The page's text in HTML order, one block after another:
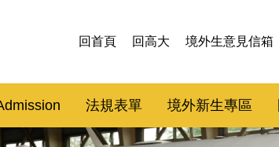
回首頁 回高大 境外生意見信箱
法規表單 境外新生專區